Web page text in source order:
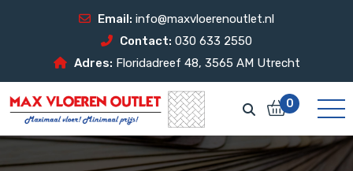
Email: info@maxvloerenoutlet.nl
Contact: 030 633 2550
Adres: Floridadreef 48, 3565 AM Utrecht
0